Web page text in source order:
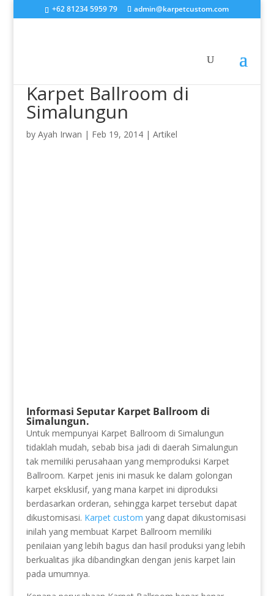
+62 81234 5959 79 admin@karpetcustom.com
Karpet Ballroom di
Simalungun
by Ayah Irwan | Feb 19, 2014| Artikel
Informasi Seputar Karpet Ballroom di
Simalungun.
Untuk mempunyai Karpet Ballroom di Simalungun
tidaklah mudah, sebab bisa jadi di daerah Simalungun
tak memiliki perusahaan yang memproduksi Karpet
Ballroom. Karpet jenis ini masuk ke dalam golongan
karpet eksklusif, yang mana karpet ini diproduksi
berdasarkan orderan, sehingga karpet tersebut dapat
dikustomisasi. Karpet custom yang dapat dikustomisasi
inilah yang membuat Karpet Ballroom memiliki
penilaian yang lebih bagus dan hasil produksi yang lebih
berkualitas jika dibandingkan dengan jenis karpet lain
pada umumnya.